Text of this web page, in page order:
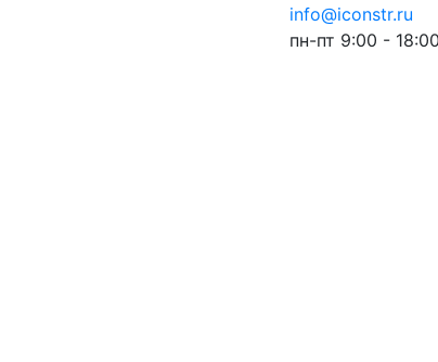
info@iconstr.ru
пн-пт 9:00 -